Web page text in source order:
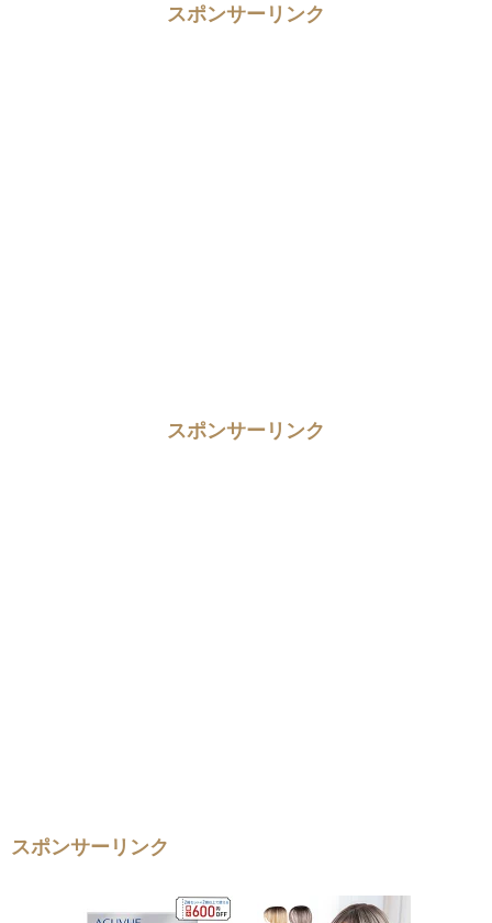
スポンサーリンク
スポンサーリンク
スポンサーリンク